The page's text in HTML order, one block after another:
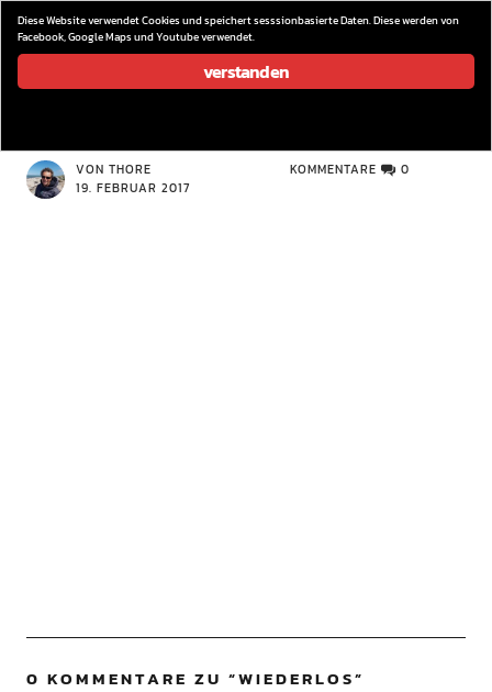
wieder los…
VON THORE
19. FEBRUAR 2017
KOMMENTARE 0
0 KOMMENTARE ZU “WIEDERLOS”
Diese Website verwendet Cookies und speichert sesssionbasierte Daten. Diese werden von
Facebook, Google Maps und Youtube verwendet.
verstanden